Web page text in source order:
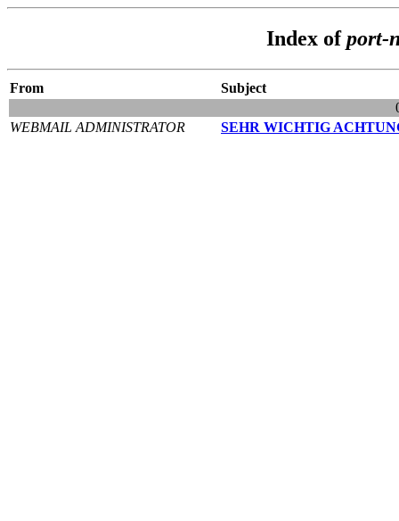
Index ofport-
From
Subject
WEBMAIL ADMINISTRATOR
SEHR WICHTIG